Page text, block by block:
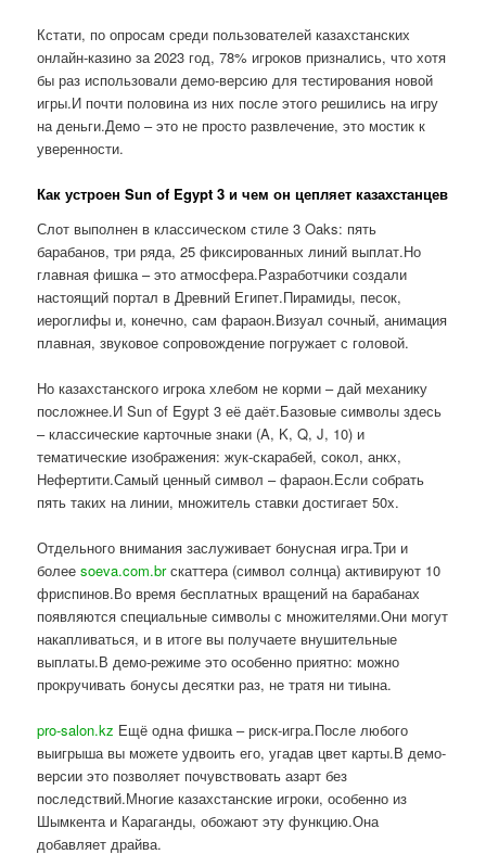
Кстати, по опросам среди пользователей казахстанских
онлайн-казино за 2023 год, 78% игроков признались, что хотя
бы раз использовали демо-версию для тестирования новой
игры.И почти половина из них после этого решились на игру
на деньги.Демо – это не просто развлечение, это мостик к
уверенности.
Как устроен Sun of Egypt 3 и чем он цепляет казахстанцев
Слот выполнен в классическом стиле 3 Oaks: пять
барабанов, три ряда, 25 фиксированных линий выплат.Но
главная фишка – это атмосфера.Разработчики создали
настоящий портал в Древний Египет.Пирамиды, песок,
иероглифы и, конечно, сам фараон.Визуал сочный, анимация
плавная, звуковое сопровождение погружает с головой.
Но казахстанского игрока хлебом не корми – дай механику
посложнее.И Sun of Egypt 3 её даёт.Базовые символы здесь
– классические карточные знаки (A, K, Q, J, 10) и
тематические изображения: жук-скарабей, сокол, анкх,
Нефертити.Самый ценный символ – фараон.Если собрать
пять таких на линии, множитель ставки достигает 50x.
Отдельного внимания заслуживает бонусная игра.Три и
болееsoeva.com.brскаттера (символ солнца) активируют 10
фриспинов.Во время бесплатных вращений на барабанах
появляются специальные символы с множителями.Они могут
накапливаться, и в итоге вы получаете внушительные
выплаты.В демо-режиме это особенно приятно: можно
прокручивать бонусы десятки раз, не тратя ни тиына.
pro-salon.kz Ещё одна фишка – риск-игра.После любого
выигрыша вы можете удвоить его, угадав цвет карты.В демо-
версии это позволяет почувствовать азарт без
последствий.Многие казахстанские игроки, особенно из
Шымкента и Караганды, обожают эту функцию.Она
добавляет драйва.